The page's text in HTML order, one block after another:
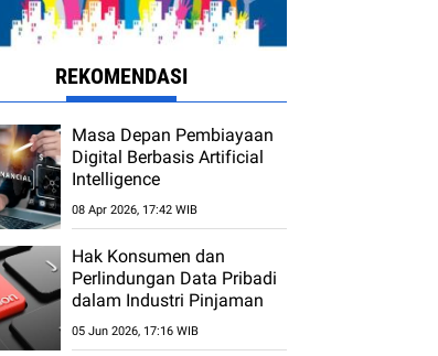
REKOMENDASI
Masa Depan Pembiayaan
Digital Berbasis Artificial
Intelligence
08 Apr 2026, 17:42 WIB
Hak Konsumen dan
Perlindungan Data Pribadi
dalam Industri Pinjaman
Online (Fintech)
05 Jun 2026, 17:16 WIB